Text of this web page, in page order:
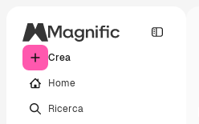
Crea
Home
Ricerca